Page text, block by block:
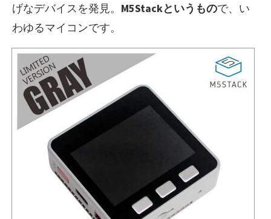
げなデバイスを発見。 M5Stackというもので、い
わゆるマイコンです。